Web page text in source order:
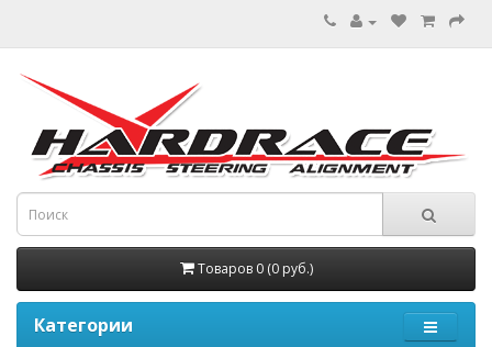
Товаров 0 (0 руб.)
Категории